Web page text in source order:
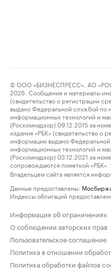
© ООО «БИЗНЕСПРЕСС», АО
2026. Сообщения и материалы
(свидетельство о регистрации
выдано Федеральной службой по
информационных технологий и
(Роскомнадзор) 09.12.2015 за
издания «РБК» (свидетельство о
информации выдано
информационных технологий и
(Роскомнадзор) 03.12.2021 за
сопровождаются пометкой «РБК».
Владельцем сайта является
Данные предоставлены:
Индексы облигаций
Информация об ограничениях
О соблюдении авторских прав
Пользовательское соглашение
Политика в отношении
Политика обработки файлов